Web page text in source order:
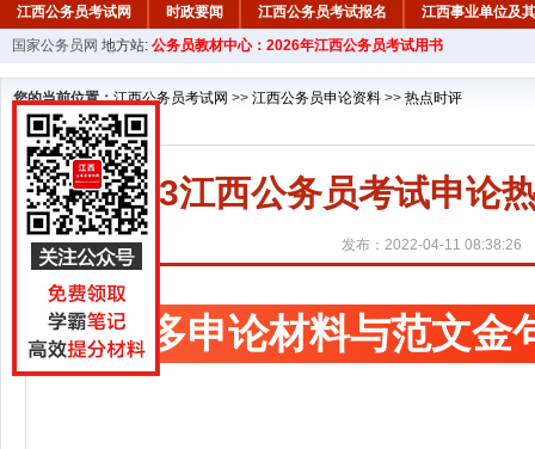
江西公务员考试网 时政要闻 江西公务员考试报名 江西事业单位及
行测真题 在线咨询 教材中心
国家公务员网 地方站: 公务员教材中心：2026年江西公务员考试用书
您的当前位置：江西公务员考试网 >> 江西公务员申论资料 >> 热点时评
2023江西公务员考试申论
发布：2022-04-11 08:38:26
更多申论材料与范文金